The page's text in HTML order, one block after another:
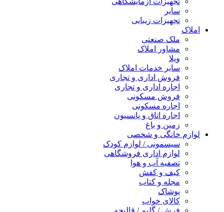
سایر
تجهیزات زیبایی
املاک
ملک صنعتی
مشاور املاک
ویلا
سایر خدمات املاک
فروش اداری و تجاری
اجاره اداری و تجاری
فروش مسکونی
اجاره مسکونی
اجاره اتاق و پانسیون
زمین و باغ
لوازم خانگی و شخصی
سیسمونی / لوازم کودک
لوازم اداری فروشگاهی
تصفیه آب و هوا
کیف و کفش
مجله و کتاب
پوشاک
کالای خواب